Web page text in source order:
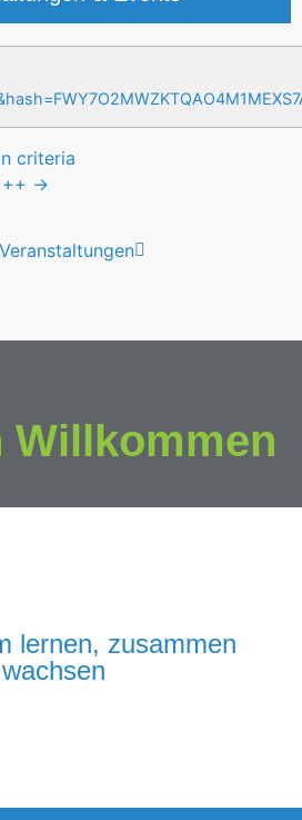
criteria
++ →
Willkommen
lernen, zusammen
wachsen